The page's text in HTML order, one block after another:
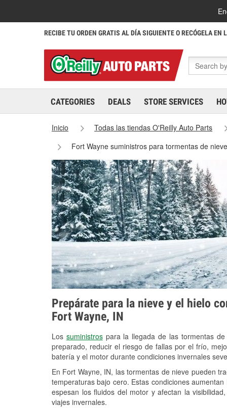
RECIBE TU ORDEN GRATIS AL DÍA SIGUIENTE O RECÓGELA EN
CATEGORIES DEALS STORE SERVICES
Inicio
Todas las tiendas O'Reilly Auto Parts
Fort Wayne suministros para tormentas de
Prepárate para la nieve y el hielo
Fort Wayne, IN
Los suministrospara la llegada de las tormentas de
preparado, reducir el riesgo de fallas por el frío,
batería y el motor durante condiciones invernales
En Fort Wayne, IN, las tormentas de nieve pueden
temperaturas bajo cero. Estas condiciones
espesan los fluidos del motor y afectan la
viajes invernales.